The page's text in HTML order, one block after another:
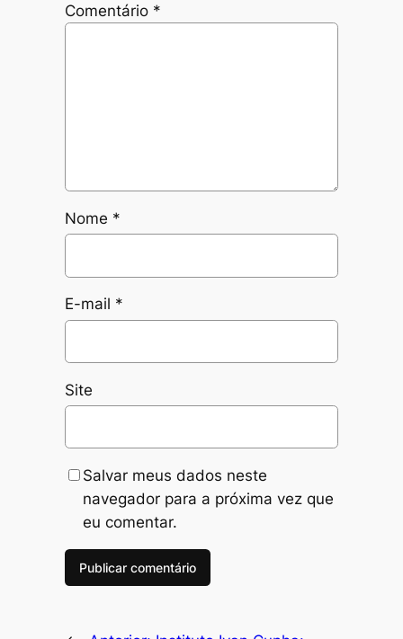
Comentário *
Nome *
E-mail *
Site
Salvar meus dados neste
navegador para a próxima vez que
eu comentar.